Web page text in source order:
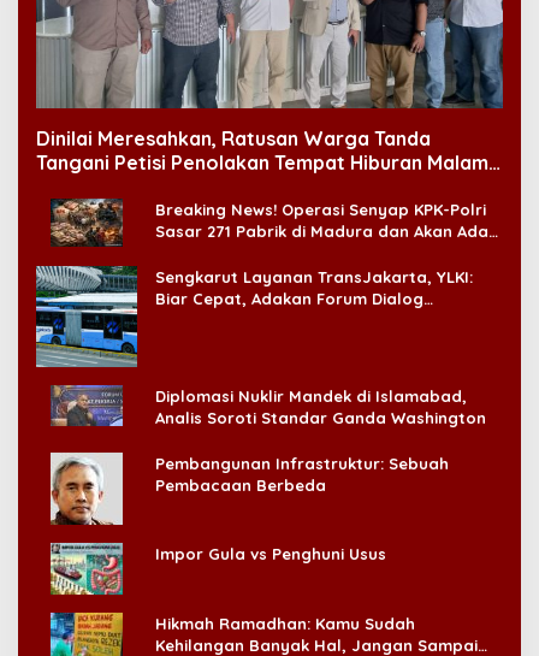
Dinilai Meresahkan, Ratusan Warga Tanda
Tangani Petisi Penolakan Tempat Hiburan Malam
Breaking News! Operasi Senyap KPK-Polri
Sasar 271 Pabrik di Madura dan Akan Ada
Sengkarut Layanan TransJakarta, YLKI:
Biar Cepat, Adakan Forum Dialog
Diplomasi Nuklir Mandek di Islamabad,
Analis Soroti Standar Ganda Washington
Pembangunan Infrastruktur: Sebuah
Pembacaan Berbeda
Impor Gula vs Penghuni Usus
Hikmah Ramadhan: Kamu Sudah
Kehilangan Banyak Hal, Jangan Sampai